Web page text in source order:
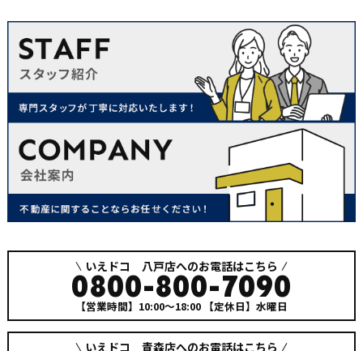
いえドコ 八戸店へのお電話はこちら
0800-800-7090
【営業時間】10:00～18:00 【定休日】水曜日
いえドコ 青森店へのお電話はこちら